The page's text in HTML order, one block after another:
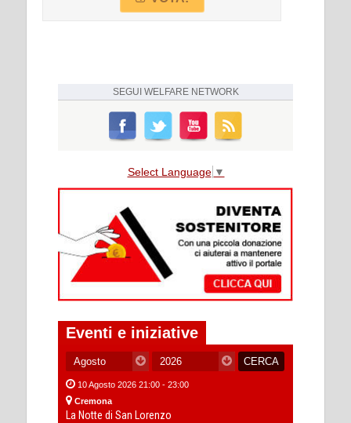
SEGUI WELFARE NETWORK
Select Language ▼
Eventi e iniziative
10 Agosto 2026 21:00 - 23:00
Cremona
La Notte di San Lorenzo